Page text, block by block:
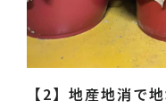
【2】地産地消で